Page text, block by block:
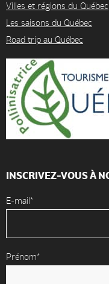
Villes et régions du Québec
Les saisons du Québec
Road trip au Québec
INSCRIVEZ-VOUS À
E-mail*
Prénom*